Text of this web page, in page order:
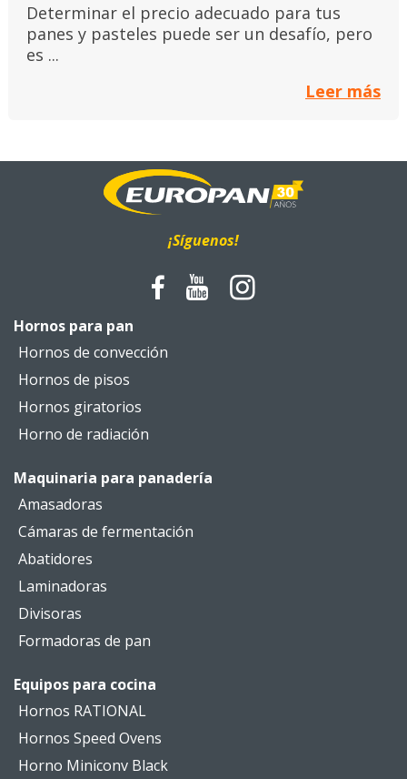
Determinar el precio adecuado para tus
panes y pasteles puede ser un desafío, pero
es ...
Leer más
¡Síguenos!
Hornos para pan
Hornos de convección
Hornos de pisos
Hornos giratorios
Horno de radiación
Maquinaria para panadería
Amasadoras
Cámaras de fermentación
Abatidores
Laminadoras
Divisoras
Formadoras de pan
Equipos para cocina
Hornos RATIONAL
Hornos Speed Ovens
Horno Miniconv Black